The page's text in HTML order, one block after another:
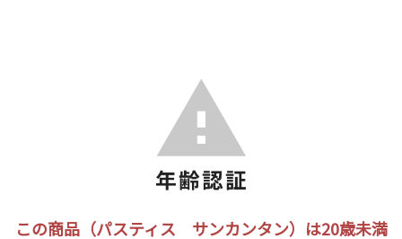
この商品（パスティス サンカンタン）は20歳未満